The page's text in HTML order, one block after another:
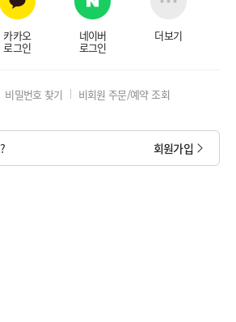
카카오
로그인
네이버
로그인
더보기
비밀번호 찾기 비회원 주문/예약 조회
회원가입